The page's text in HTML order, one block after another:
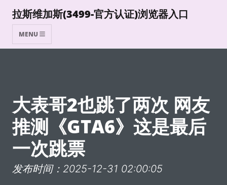
拉斯维加斯(3499-官方认证)浏览器入口
MENU
大表哥2也跳了两次 网友
推测《GTA6》这是最后
一次跳票
发布时间：2025-12-31 02:00:05